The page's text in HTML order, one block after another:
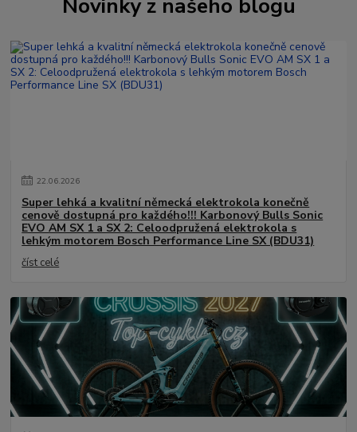
22.06.2026
Super lehká a kvalitní německá elektrokola konečně
cenově dostupná pro každého!!! Karbonový Bulls Sonic
EVO AM SX 1 a SX 2: Celoodpružená elektrokola s
lehkým motorem Bosch Performance Line SX (BDU31)
číst celé